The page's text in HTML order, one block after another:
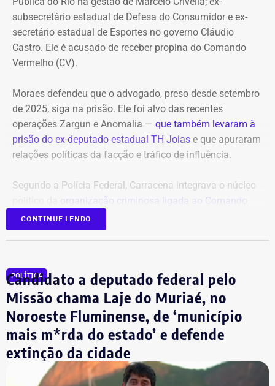
17 anos durante o pré-carnaval deste ano.
A investigação está em andamento e tramita sob sigilo.
que ocorreria na sexta-feira (07), foi adiada para a
próxima quinta-feira (13).
Com informações do portal “g1”.
subsecretário estadual de Defesa do Consumidor e ex-
secretário estadual de Esportes no governo Cláudio
Castro. Ele é acusado de receber propina do Comando
Vermelho (CV).
Moraes defendeu que o advogado, preso desde setembro
de 2025, siga na prisão. Ele foi alvo das recentes
operações Zargun e Anomalia — que também levaram à
prisão do ex-deputado estadual TH Joias e que apuraram
relações políticas da facção e tráfico de influência.
Segundo a Polícia Federal, Carracena integrava o núcleo
organização criminosa ligada ao Comando
Vermelhoe repassava informações privilegiadas sobre
operações policiais em áreas comandadas pela facção.
de Oliveira, o “Índio do Lixão”, apontado como um dos
chefes do CV, mantinha contato direto com o advogado.
Pedido da defesa de Carracena
O voto de Moraes foi dado no julgamento virtual de um
pedido da defesa de Carracena. Além da liberdade do ex-
CONTINUE LENDO
POLÍTICA
Candidato a deputado federal pelo
Missão chama Laje do Muriaé, no
Noroeste Fluminense, de ‘município
mais m*rda do estado’ e defende
extinção da cidade